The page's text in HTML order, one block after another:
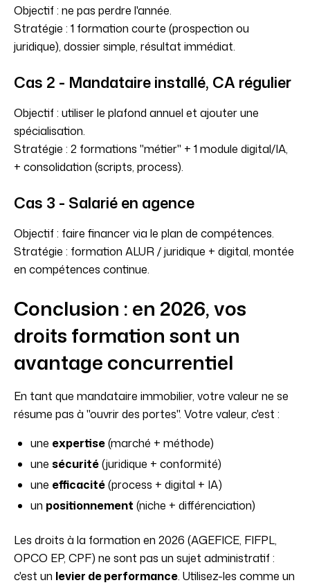
Objectif : ne pas perdre l'année.
Stratégie : 1 formation courte (prospection ou
juridique), dossier simple, résultat immédiat.
Cas 2 - Mandataire installé, CA régulier
Objectif : utiliser le plafond annuel et ajouter une
spécialisation.
Stratégie : 2 formations "métier" + 1 module digital/IA,
+ consolidation (scripts, process).
Cas 3 - Salarié en agence
Objectif : faire financer via le plan de compétences.
Stratégie : formation ALUR / juridique + digital, montée
en compétences continue.
Conclusion : en 2026, vos
droits formation sont un
avantage concurrentiel
En tant que mandataire immobilier, votre valeur ne se
résume pas à "ouvrir des portes". Votre valeur, c'est :
une expertise(marché + méthode)
une sécurité(juridique + conformité)
une efficacité(process + digital + IA)
un positionnement (niche + différenciation)
Les droits à la formation en 2026 (AGEFICE, FIFPL,
OPCO EP, CPF) ne sont pas un sujet administratif :
c'est un levier de performance. Utilisez-les comme un